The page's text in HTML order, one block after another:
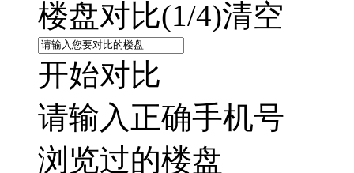
楼盘对比(1/4)清空
开始对比
请输入正确手机号
浏览过的楼盘